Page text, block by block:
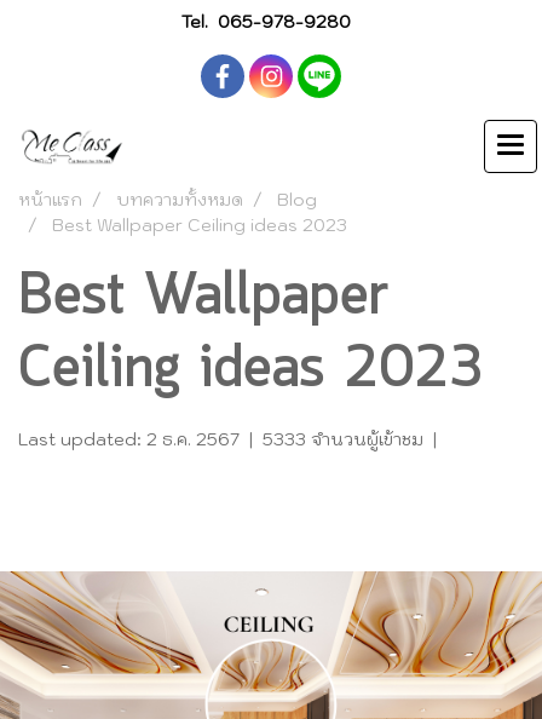
Tel. 065-978-9280
หน้าแรก บทความทั้งหมด
Blog
Best Wallpaper Ceiling ideas 2023
Best Wallpaper
Ceiling ideas 2023
Last updated: 2 ธ.ค. 2567 | 5333 จำนวนผู้เข้าชม |